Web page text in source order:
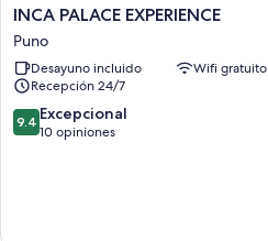
INCA
PALACE
EXPERIENCE
Puno
INCA PALACE EXPERIENCE
Puno
Desayuno incluido
Wifi gratuito
Recepción 24/7
9.4
de
9.4 Excepcional
10 opiniones